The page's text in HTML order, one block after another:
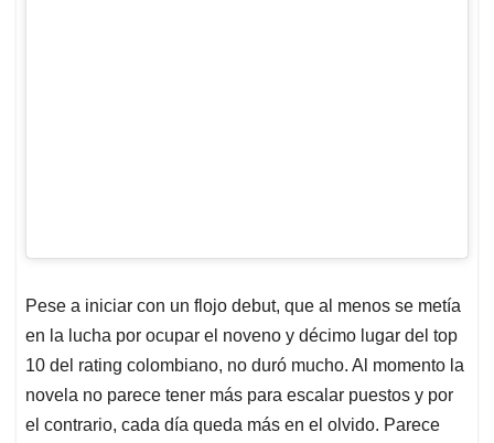
Pese a iniciar con un flojo debut, que al menos se metía
en la lucha por ocupar el noveno y décimo lugar del top
10 del rating colombiano, no duró mucho. Al momento la
novela no parece tener más para escalar puestos y por
el contrario, cada día queda más en el olvido. Parece